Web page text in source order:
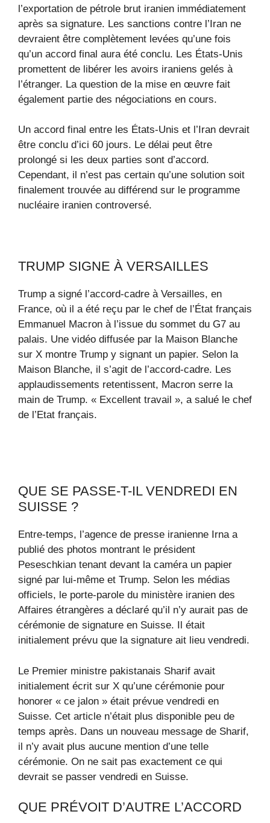
l’exportation de pétrole brut iranien immédiatement
après sa signature. Les sanctions contre l’Iran ne
devraient être complètement levées qu’une fois
qu’un accord final aura été conclu. Les États-Unis
promettent de libérer les avoirs iraniens gelés à
l’étranger. La question de la mise en œuvre fait
également partie des négociations en cours.
Un accord final entre les États-Unis et l’Iran devrait
être conclu d’ici 60 jours. Le délai peut être
prolongé si les deux parties sont d’accord.
Cependant, il n’est pas certain qu’une solution soit
finalement trouvée au différend sur le programme
nucléaire iranien controversé.
TRUMP SIGNE À VERSAILLES
Trump a signé l’accord-cadre à Versailles, en
France, où il a été reçu par le chef de l’État français
Emmanuel Macron à l’issue du sommet du G7 au
palais. Une vidéo diffusée par la Maison Blanche
sur X montre Trump y signant un papier. Selon la
Maison Blanche, il s’agit de l’accord-cadre. Les
applaudissements retentissent, Macron serre la
main de Trump. « Excellent travail », a salué le chef
de l’Etat français.
QUE SE PASSE-T-IL VENDREDI EN
SUISSE ?
Entre-temps, l’agence de presse iranienne Irna a
publié des photos montrant le président
Peseschkian tenant devant la caméra un papier
signé par lui-même et Trump. Selon les médias
officiels, le porte-parole du ministère iranien des
Affaires étrangères a déclaré qu’il n’y aurait pas de
cérémonie de signature en Suisse. Il était
initialement prévu que la signature ait lieu vendredi.
Le Premier ministre pakistanais Sharif avait
initialement écrit sur X qu’une cérémonie pour
honorer « ce jalon » était prévue vendredi en
Suisse. Cet article n’était plus disponible peu de
temps après. Dans un nouveau message de Sharif,
il n’y avait plus aucune mention d’une telle
cérémonie. On ne sait pas exactement ce qui
devrait se passer vendredi en Suisse.
QUE PRÉVOIT D’AUTRE L’ACCORD